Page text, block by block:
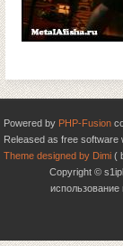
Powered by PHP-Fusion
Released as free software
Theme designed by Dimi (
Copyright ©